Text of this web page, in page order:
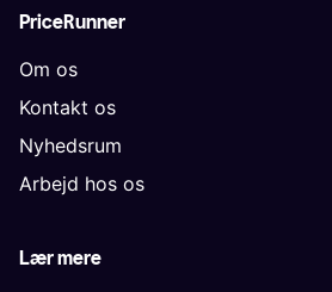
PriceRunner
Om os
Kontakt os
Nyhedsrum
Arbejd hos os
Lær mere